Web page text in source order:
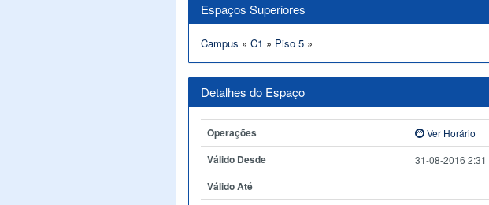
Espaços Superiores
Campus » C1 » Piso 5 »
Detalhes do Espaço
Operações Ver Horário
Válido Desde 31-08-2016 2:31
Válido Até